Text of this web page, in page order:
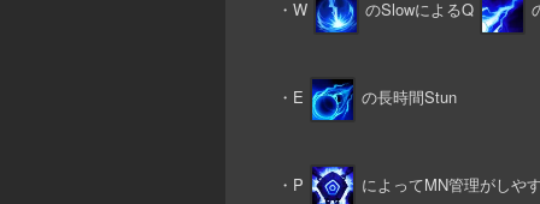
・W のSlowによるQ
・E の長時間Stun
・P によってMN管理がしや